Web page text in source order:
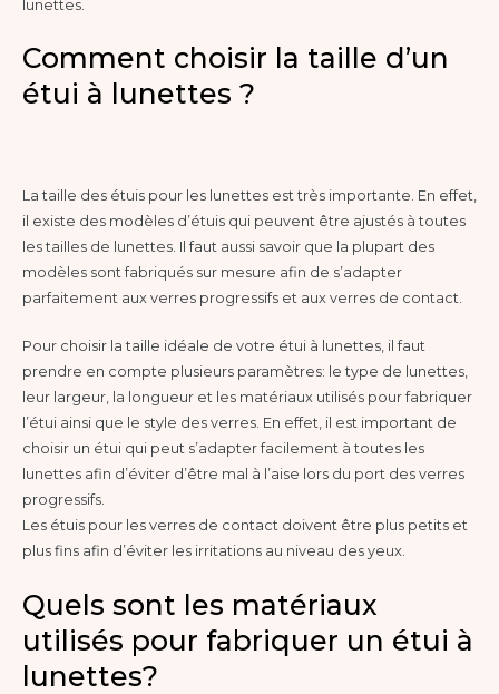
lunettes.
Comment choisir la taille d’un
étui à lunettes ?
La taille des étuis pour les lunettes est très importante. En effet,
il existe des modèles d’étuis qui peuvent être ajustés à toutes
les tailles de lunettes. Il faut aussi savoir que la plupart des
modèles sont fabriqués sur mesure afin de s’adapter
parfaitement aux verres progressifs et aux verres de contact.
Pour choisir la taille idéale de votre étui à lunettes, il faut
prendre en compte plusieurs paramètres: le type de lunettes,
leur largeur, la longueur et les matériaux utilisés pour fabriquer
l’étui ainsi que le style des verres. En effet, il est important de
choisir un étui qui peut s’adapter facilement à toutes les
lunettes afin d’éviter d’être mal à l’aise lors du port des verres
progressifs.
Les étuis pour les verres de contact doivent être plus petits et
plus fins afin d’éviter les irritations au niveau des yeux.
Quels sont les matériaux
utilisés pour fabriquer un étui à
lunettes?